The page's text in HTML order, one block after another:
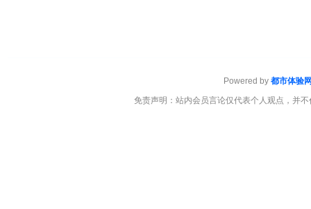
Powered by 都市体验
免责声明：站内会员言论仅代表个人观点，并